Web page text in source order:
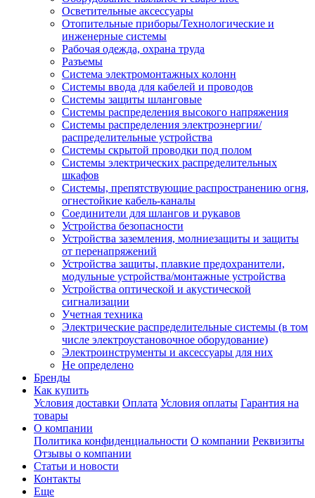
Осветительные аксессуары
Отопительные приборы/Технологические и
инженерные системы
Рабочая одежда, охрана труда
Разъемы
Система электромонтажных колонн
Системы ввода для кабелей и проводов
Системы защиты шланговые
Системы распределения высокого напряжения
Системы распределения электроэнергии/
распределительные устройства
Системы скрытой проводки под полом
Системы электрических распределительных
шкафов
Системы, препятствующие распространению огня,
огнестойкие кабель-каналы
Соединители для шлангов и рукавов
Устройства безопасности
Устройства заземления, молниезащиты и защиты
от перенапряжений
Устройства защиты, плавкие предохранители,
модульные устройства/монтажные устройства
Устройства оптической и акустической
сигнализации
Учетная техника
Электрические распределительные системы (в том
числе электроустановочное оборудование)
Электроинструменты и аксессуары для них
Не определено
Бренды
Как купить
Условия доставки Оплата Условия оплаты Гарантия на
товары
О компании
Политика конфиденциальности О компании Реквизиты
Отзывы о компании
Статьи и новости
Контакты
Еще